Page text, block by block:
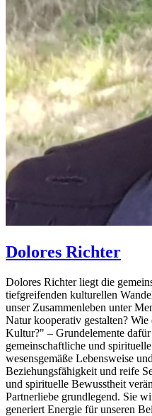
Dolores Richter
Dolores Richter liegt die
tiefgreifenden kulturellen
unser Zusammenleben unter
Natur kooperativ gestalten?
Kultur?" – Grundelemente
gemeinschaftliche und
wesensgemäße Lebensweise
Beziehungsfähigkeit und reife
und spirituelle Bewusstheit
Partnerliebe grundlegend. Sie
generiert Energie für unseren